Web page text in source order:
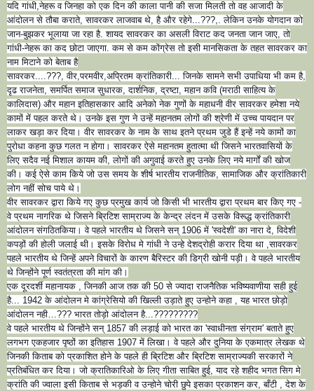
यदि गांधी,नेहरू व जिनहा को एक दिन की काला पानी की सजा मिलती तो वह आजादी के
आंदोलन से तौबा कराते, सावरकर लाजवाब थे, है और रहेगे...???,. लेकिन उनके योगदान को
जान-बुझकर भूलाया जा रहा है. शायद सावरकर का असली विराट कद जनता जान जाए, तो
गांधी-नेहरू का कद छोटा जाएगा. कम से कम कोंग्रेस तो इसी मानसिकता के तहत सावरकर का
नाम मिटाने को बेताब है
सावरकर....???, वीर,परमवीर,अप्रितम क्रांतिकारी... जिनके सामने सभी उपाधिया भी कम है,
दृढ राजनेता, समर्पित समाज सुधारक, दार्शनिक, द्रष्टा, महान कवि (मराठी साहित्य के
कालिदास) और महान इतिहासकार आदि अनेको नेक गुणों के महाधनी वीर सावरकर हमेशा नये
कामों में पहल करते थे। उनके इस गुण ने उन्हें महानतम लोगों की श्रेणी में उच्च पायदान पर
लाकर खड़ा कर दिया। वीर सावरकर के नाम के साथ इतने प्रथम जुडे हैं इन्हें नये कामों का
पुरोधा कहना कुछ गलत न होगा। सावरकर ऐसे महानतम हुतात्मा थी जिसने भारतवासियों के
लिए सदैव नई मिशाल कायम की, लोगों की अगुवाई करते हुए उनके लिए नये मार्गों की खोज
की। कई ऐसे काम किये जो उस समय के शीर्ष भारतीय राजनीतिक, सामाजिक और क्रांतिकारी
लोग नहीं सोच पाये थे।
वीर सावरकर द्वारा किये गए कुछ प्रमुख कार्य जो किसी भी भारतीय द्वारा प्रथम बार किए गए -
वे प्रथम नागरिक थे जिसने ब्रिटिश साम्राज्य के केन्द्र लंदन में उसके विरूद्ध क्रांतिकारी
आंदोलन संगठितकिया। वे पहले भारतीय थे जिसने सन् 1906 में 'स्वदेशी' का नारा दे, विदेशी
कपड़ों की होली जलाई थी। इसके विरोध मे गांधी ने उन्हे देशद्रोही करार दिया था ,सावरकर
पहले भारतीय थे जिन्हें अपने विचारों के कारण बैरिस्टर की डिग्री खोनी पड़ी। वे पहले भारतीय
थे जिन्होंने पूर्ण स्वतंत्रता की मांग की।
एक दूरदर्शी महानायक , जिनकी आज तक की 50 से ज्यादा राजनैतिक भविष्यवाणीया सही हुई
है... 1942 के आंदोलन मे कांग्रेसियो की खिल्ली उड़ाते हुए उन्होने कहा , यह भारत छोड़ो
आंदोलन नही…??? भारत तोड़ो आंदोलन है...?????????
वे पहले भारतीय थे जिन्होंने सन् 1857 की लड़ाई को भारत का 'स्वाधीनता संग्राम' बताते हुए
लगभग एकहजार पृष्ठों का इतिहास 1907 में लिखा। वे पहले और दुनिया के एकमात्र लेखक थे
जिनकी किताब को प्रकाशित होने के पहले ही ब्रिटिश और ब्रिटिश साम्राज्यकी सरकारों ने
प्रतिबंधित कर दिया। जो क्रातिकारिओ के लिए गीता साबित हुई, याद रहे शहीद भगत सिग मे
क्रांति की ज्वाला इसी किताब से भड़की व उन्होने चोरी छुपे इसका प्रकाशन कर, बाँटी , देश के